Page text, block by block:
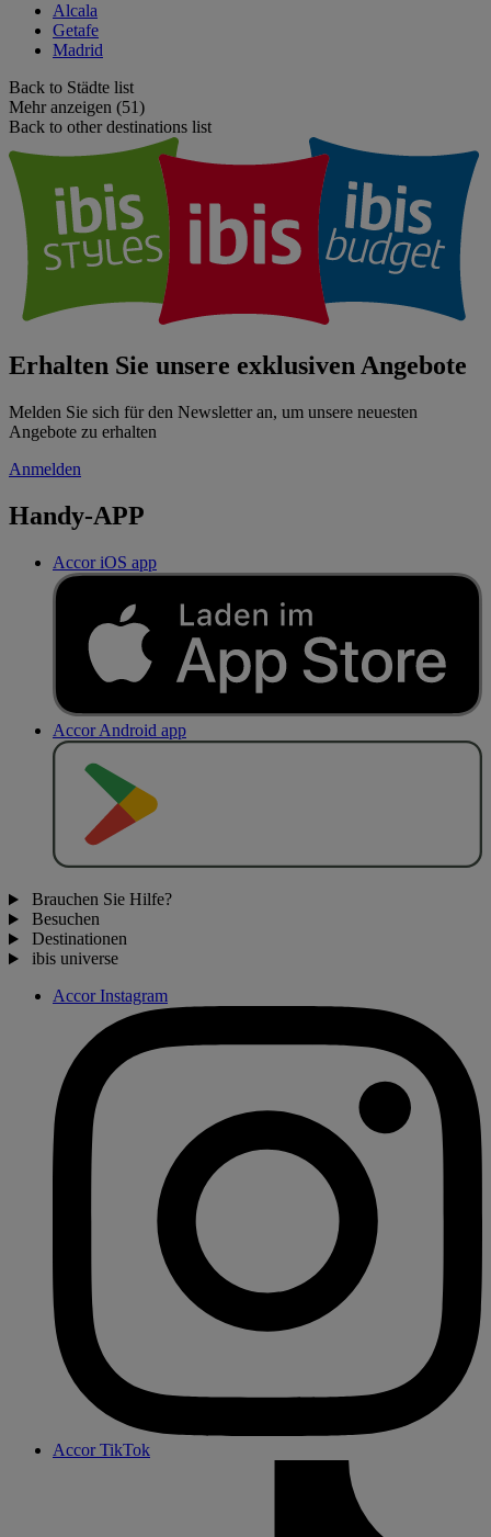
Alcala
Getafe
Madrid
Back to Städte list
Mehr anzeigen (51)
Back to other destinations list
Erhalten Sie unsere exklusiven Angebote
Melden Sie sich für den Newsletter an, um unsere neuesten
Angebote zu erhalten
Anmelden
Handy-APP
Accor iOS app
Accor Android app
Brauchen Sie Hilfe?
Besuchen
Destinationen
ibis universe
Accor Instagram
Accor TikTok